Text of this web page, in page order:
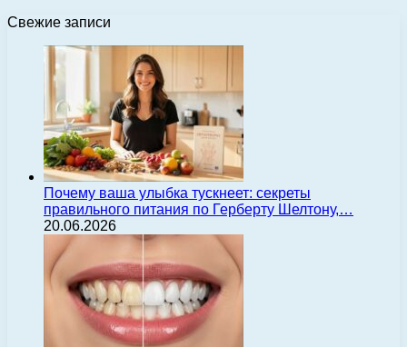
Свежие записи
Почему ваша улыбка тускнеет: секреты
правильного питания по Герберту Шелтону,…
20.06.2026